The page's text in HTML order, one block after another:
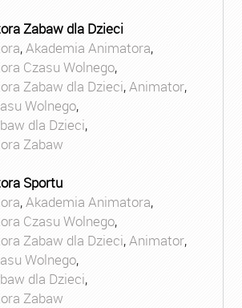
Zabaw dla Dzieci
,Akademia Animatora,
Czasu Wolnego,
Zabaw dla Dzieci,Animator,
Wolnego,
dla Dzieci,
Zabaw
Sportu
,Akademia Animatora,
Czasu Wolnego,
Zabaw dla Dzieci,Animator,
Wolnego,
dla Dzieci,
Zabaw